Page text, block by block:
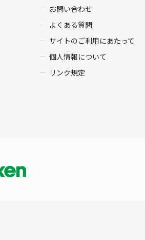
お問い合わせ
よくある質問
サイトのご利用にあたって
個人情報について
リンク規定